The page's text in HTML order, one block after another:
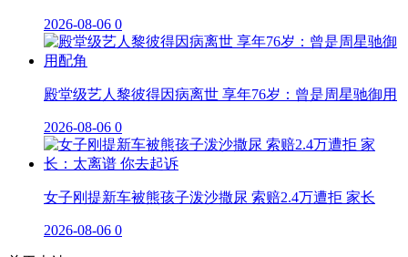
2026-08-06 0
殿堂级艺人黎彼得因病离世 享年76岁：曾是周星驰御用
2026-08-06 0
女子刚提新车被熊孩子泼沙撒尿 索赔2.4万遭拒 家长
2026-08-06 0